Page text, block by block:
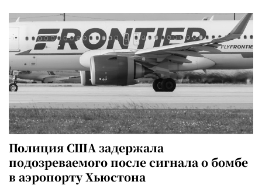
Полиция США задержала
подозреваемого после сигнала о бомбе
в аэропорту Хьюстона